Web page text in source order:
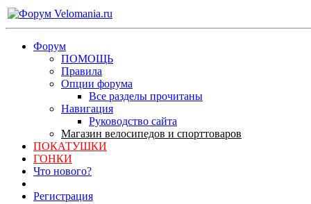
Форум
ПОМОЩЬ
Правила
Опции форума
Все разделы прочитаны
Навигация
Руководство сайта
Магазин велосипедов и спорттоваров
ПОКАТУШКИ
ГОНКИ
Что нового?
Регистрация